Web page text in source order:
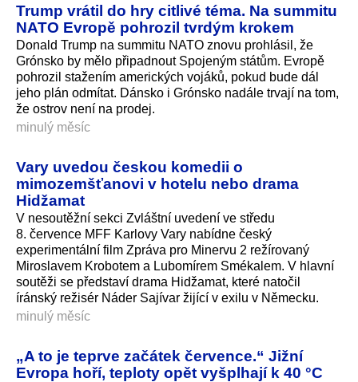
Trump vrátil do hry citlivé téma. Na summitu
NATO Evropě pohrozil tvrdým krokem
Donald Trump na summitu NATO znovu prohlásil, že
Grónsko by mělo připadnout Spojeným státům. Evropě
pohrozil stažením amerických vojáků, pokud bude dál
jeho plán odmítat. Dánsko i Grónsko nadále trvají na tom,
že ostrov není na prodej.
minulý měsíc
Vary uvedou českou komedii o
mimozemšťanovi v hotelu nebo drama
Hidžamat
V nesoutěžní sekci Zvláštní uvedení ve středu
8. července MFF Karlovy Vary nabídne český
experimentální film Zpráva pro Minervu 2 režírovaný
Miroslavem Krobotem a Lubomírem Smékalem. V hlavní
soutěži se představí drama Hidžamat, které natočil
íránský režisér Náder Sajívar žijící v exilu v Německu.
minulý měsíc
„A to je teprve začátek července.“ Jižní
Evropa hoří, teploty opět vyšplhají k 40 °C